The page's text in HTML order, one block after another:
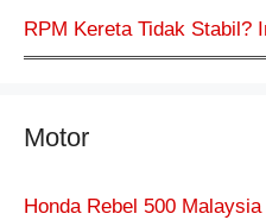
RPM Kereta Tidak Stabil?
Motor
Honda Rebel 500